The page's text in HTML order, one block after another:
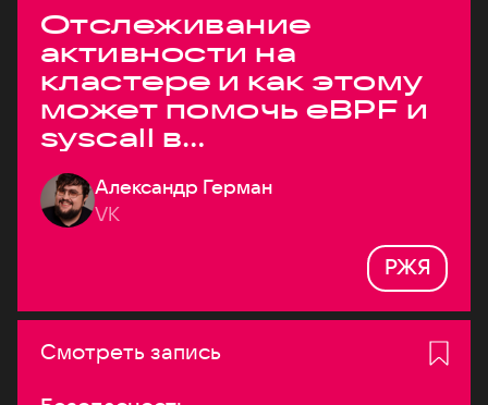
Отслеживание
активности на
кластере и как этому
может помочь eBPF и
syscall в
высоконагруженных
системах
Александр Герман
VK
РЖЯ
Смотреть запись